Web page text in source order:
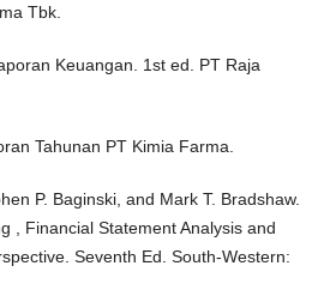
Tbk.
Keuangan. 1st ed. PT Raja
Tahunan PT Kimia Farma.
P. Baginski, and Mark T. Bradshaw.
, Financial Statement Analysis and
Seventh Ed. South-Western: